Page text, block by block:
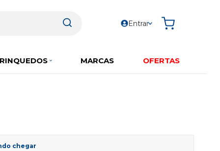
Entrar
MARCAS OFERTAS
chegar